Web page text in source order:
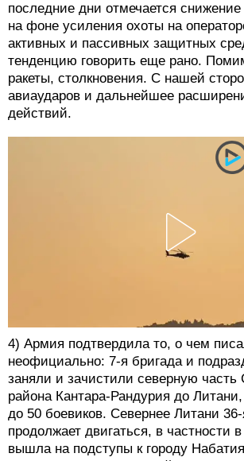
последние дни отмечается
на фоне усиления охоты на
активных и пассивных защитных
тенденцию говорить еще рано.
ракеты, столкновения. С нашей
авиаударов и дальнейшее
действий.
4) Армия подтвердила то, о чем
неофициально: 7-я бригада и
заняли и зачистили северную часть
района Кантара-Рандурия до
до 50 боевиков. Севернее Литани
продолжает двигаться, в частности
вышла на подступы к городу